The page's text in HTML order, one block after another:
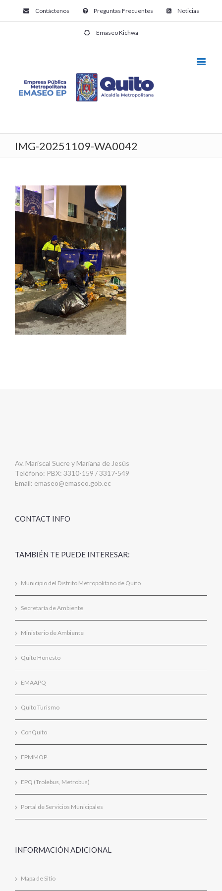
Contáctenos Preguntas Frecuentes Noticias
Emaseo Kichwa
IMG-20251109-WA0042
Av. Mariscal Sucre y Mariana de Jesús
Teléfono: PBX: 3310-159 / 3317-549
Email: emaseo@emaseo.gob.ec
CONTACT INFO
TAMBIÉN TE PUEDE INTERESAR:
Municipio del Distrito Metropolitano de Quito
Secretaría de Ambiente
Ministerio de Ambiente
Quito Honesto
EMAAPQ
Quito Turismo
ConQuito
EPMMOP
EPQ (Trolebus, Metrobus)
Portal de Servicios Municipales
INFORMACIÓN ADICIONAL
Mapa de Sitio